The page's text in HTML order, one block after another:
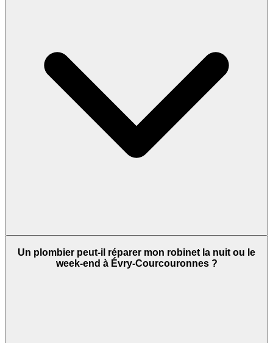
Un plombier peut-il réparer mon robinet la nuit ou le
week-end à Évry-Courcouronnes ?